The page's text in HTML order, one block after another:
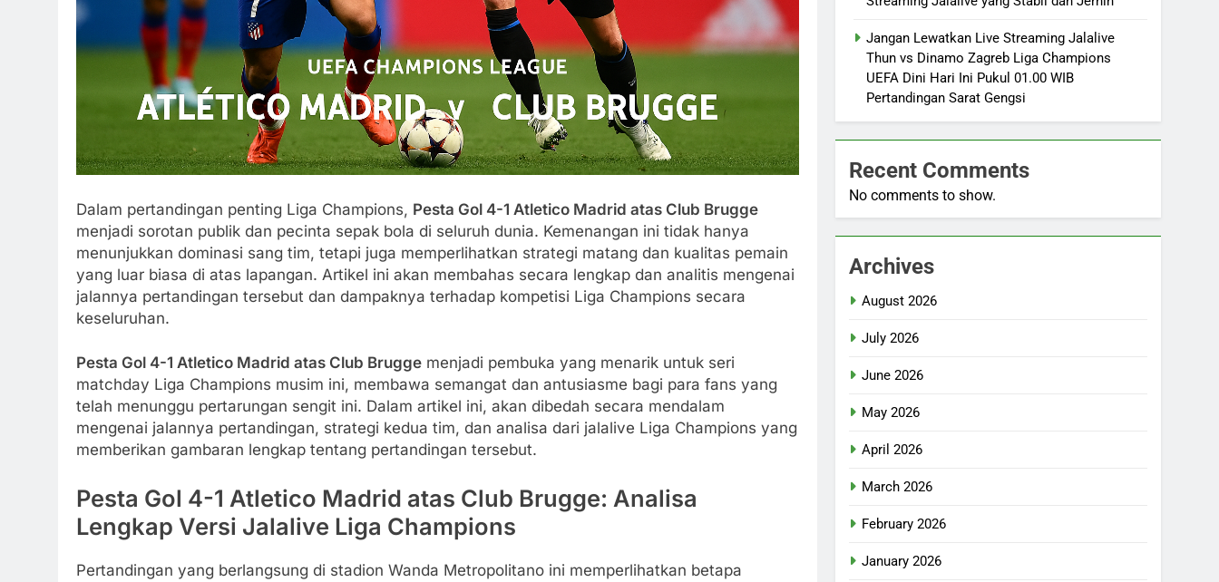
Dalam pertandingan penting Liga Champions, Pesta Gol 4-1 Atletico Madrid atas Club Brugge
menjadi sorotan publik dan pecinta sepak bola di seluruh dunia. Kemenangan ini tidak hanya
menunjukkan dominasi sang tim, tetapi juga memperlihatkan strategi matang dan kualitas pemain
yang luar biasa di atas lapangan. Artikel ini akan membahas secara lengkap dan analitis mengenai
jalannya pertandingan tersebut dan dampaknya terhadap kompetisi Liga Champions secara
keseluruhan.
Pesta Gol 4-1 Atletico Madrid atas Club Brugge menjadi pembuka yang menarik untuk seri
matchday Liga Champions musim ini, membawa semangat dan antusiasme bagi para fans yang
telah menunggu pertarungan sengit ini. Dalam artikel ini, akan dibedah secara mendalam
mengenai jalannya pertandingan, strategi kedua tim, dan analisa dari jalalive Liga Champions yang
memberikan gambaran lengkap tentang pertandingan tersebut.
Pesta Gol 4-1 Atletico Madrid atas Club Brugge: Analisa
Lengkap Versi Jalalive Liga Champions
Pertandingan yang berlangsung di stadion Wanda Metropolitano ini memperlihatkan betapa
Jangan Lewatkan Live Streaming Jalalive
Thun vs Dinamo Zagreb Liga Champions
UEFA Dini Hari Ini Pukul 01.00 WIB
Pertandingan Sarat Gengsi
Recent Comments
No comments to show.
Archives
August 2026
July 2026
June 2026
May 2026
April 2026
March 2026
February 2026
January 2026